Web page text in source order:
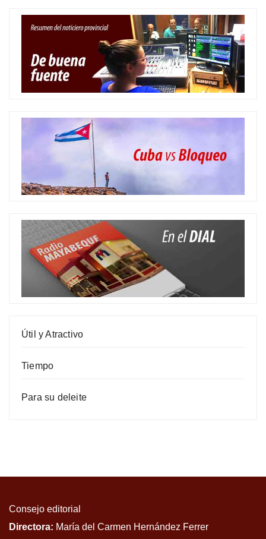
Útil y Atractivo
Tiempo
Para su deleite
Consejo editorial
Directora: María del Carmen Hernández Ferrer